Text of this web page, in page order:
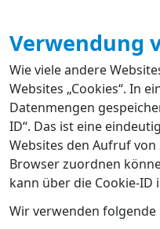
Verwendung
Wie viele andere
Websites „Cookies“. In
Datenmengen
ID“. Das ist eine
Websites den Aufruf
Browser zuordnen
kann über die Cookie-
Wir verwenden folgende